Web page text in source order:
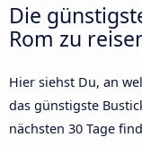
Die
Rom zu
Hier siehst Du, an
das günstigste
nächsten 30 Tage